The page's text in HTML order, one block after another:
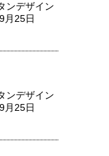
ンデザイン
月25日
ンデザイン
月25日